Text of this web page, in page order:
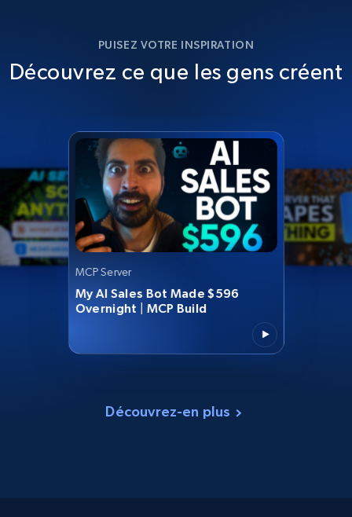
PUISEZ VOTRE INSPIRATION
Découvrez ce que les gens créent
MCP Server
My AI Sales Bot Made $596
Overnight | MCP Build
Découvrez-en plus